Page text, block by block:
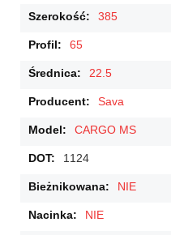
385
65
22.5
Sava
CARGO MS
1124
NIE
NIE